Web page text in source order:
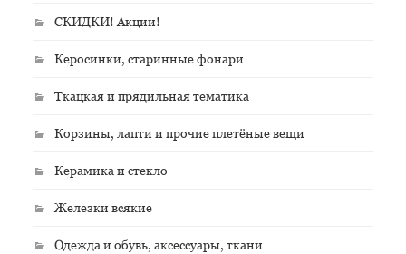
СКИДКИ! Акции!
Керосинки, старинные фонари
Ткацкая и прядильная тематика
Корзины, лапти и прочие плетёные вещи
Керамика и стекло
Железки всякие
Одежда и обувь, аксессуары, ткани